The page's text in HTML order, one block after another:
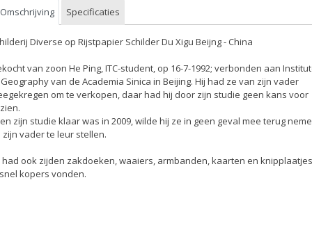
Omschrijving Specificaties
Diverse op Rijstpapier Schilder Du Xigu Beijng - China
van zoon He Ping, ITC-student, op 16-7-1992; verbonden aan
van de Academia Sinica in Beijing. Hij had ze van zijn vader
om te verkopen, daar had hij door zijn studie geen kans voor
zijn studie klaar was in 2009, wilde hij ze in geen geval mee terug
zijn vader te leur stellen.
had ook zijden zakdoeken, waaiers, armbanden, kaarten en
kopers vonden.